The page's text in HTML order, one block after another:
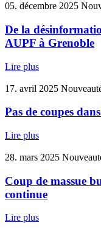
05. décembre 2025
De la
AUPF à Grenoble
Lire plus
17. avril 2025
Pas de coupes
Lire plus
28. mars 2025
Coup de massue
continue
Lire plus